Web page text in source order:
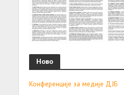
Ново
Конференције за медије ДЈБ